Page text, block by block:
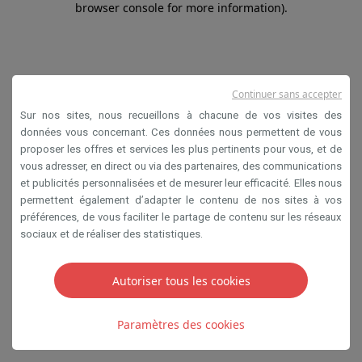
browser console for more information).
Sur nos sites, nous recueillons à chacune de vos visites des
données vous concernant. Ces données nous permettent de vous
proposer les offres et services les plus pertinents pour vous, et de
vous adresser, en direct ou via des partenaires, des communications
et publicités personnalisées et de mesurer leur efficacité. Elles nous
permettent également d’adapter le contenu de nos sites à vos
préférences, de vous faciliter le partage de contenu sur les réseaux
sociaux et de réaliser des statistiques.
Autoriser tous les cookies
Paramètres des cookies
Continuer sans accepter